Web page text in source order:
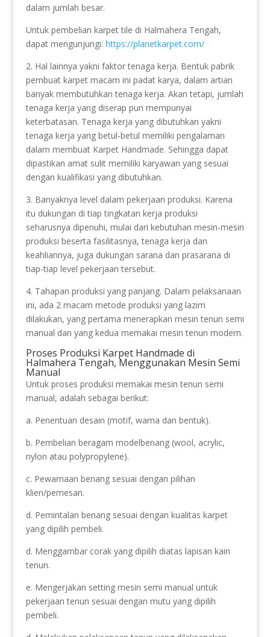
dalam jumlah besar.
Untuk pembelian karpet tile di Halmahera Tengah,
dapat mengunjungi: https://planetkarpet.com/
2. Hal lainnya yakni faktor tenaga kerja. Bentuk pabrik
pembuat karpet macam ini padat karya, dalam artian
banyak membutuhkan tenaga kerja. Akan tetapi, jumlah
tenaga kerja yang diserap pun mempunyai
keterbatasan. Tenaga kerja yang dibutuhkan yakni
tenaga kerja yang betul-betul memiliki pengalaman
dalam membuat Karpet Handmade. Sehingga dapat
dipastikan amat sulit memiliki karyawan yang sesuai
dengan kualifikasi yang dibutuhkan.
3. Banyaknya level dalam pekerjaan produksi. Karena
itu dukungan di tiap tingkatan kerja produksi
seharusnya dipenuhi, mulai dari kebutuhan mesin-mesin
produksi beserta fasilitasnya, tenaga kerja dan
keahliannya, juga dukungan sarana dan prasarana di
tiap-tiap level pekerjaan tersebut.
4. Tahapan produksi yang panjang. Dalam pelaksanaan
ini, ada 2 macam metode produksi yang lazim
dilakukan, yang pertama menerapkan mesin tenun semi
manual dan yang kedua memakai mesin tenun modern.
Proses Produksi Karpet Handmade di
Halmahera Tengah, Menggunakan Mesin Semi
Manual
Untuk proses produksi memakai mesin tenun semi
manual, adalah sebagai berikut:
a. Penentuan desain (motif, warna dan bentuk).
b. Pembelian beragam modelbenang (wool, acrylic,
nylon atau polypropylene).
c. Pewarnaan benang sesuai dengan pilihan
klien/pemesan.
d. Pemintalan benang sesuai dengan kualitas karpet
yang dipilih pembeli.
d. Menggambar corak yang dipilih diatas lapisan kain
tenun.
e. Mengerjakan setting mesin semi manual untuk
pekerjaan tenun sesuai dengan mutu yang dipilih
pembeli.